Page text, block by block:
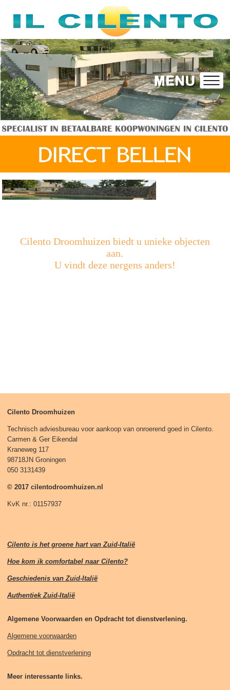
Cilento Droomhuizen biedt u unieke objecten
aan.
U vindt deze nergens anders!
Cilento Droomhuizen
Technisch adviesbureau voor aankoop van onroerend goed in Cilento.
Carmen & Ger Eikendal
Kraneweg 117
98718JN Groningen
050 3131439
© 2017 cilentodroomhuizen.nl
KvK nr.: 01157937
Cilento is het groene hart van Zuid-Italië
Hoe kom ik comfortabel naar Cilento?
Geschiedenis van Zuid-Italië
Authentiek Zuid-Italië
Algemene Voorwaarden en Opdracht tot dienstverlening.
Algemene voorwaarden
Opdracht tot dienstverlening
Meer interessante links.